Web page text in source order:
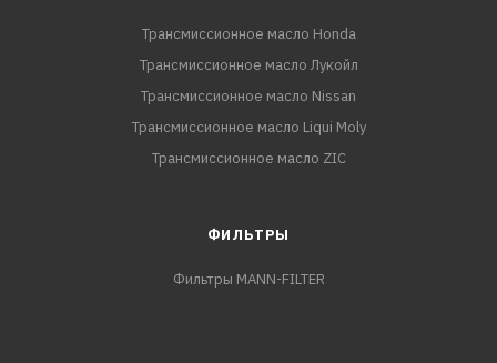
Трансмиссионное масло Honda
Трансмиссионное масло Лукойл
Трансмиссионное масло Nissan
Трансмиссионное масло Liqui Moly
Трансмиссионное масло ZIC
ФИЛЬТРЫ
Фильтры MANN-FILTER